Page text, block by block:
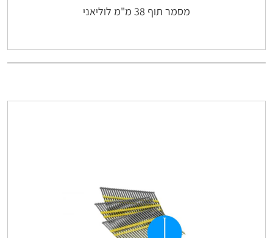
מסמר תוף 38 מ"מ לוליאני